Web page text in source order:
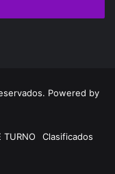
Powered by
TURNO
Clasificados